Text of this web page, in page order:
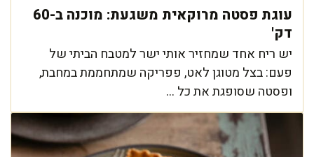
עוגת פסטה מרוקאית משגעת: מוכנה ב-60
דק'
יש ריח אחד שמחזיר אותי ישר למטבח הביתי של
פעם: בצל מטוגן לאט, פפריקה שמתחממת במחבת,
ופסטה שסופגת את כל ...